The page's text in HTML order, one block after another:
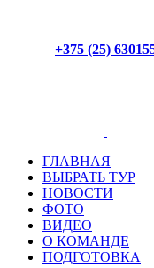
+375 (25)
ГЛАВНАЯ
ВЫБРАТЬ ТУР
НОВОСТИ
ФОТО
ВИДЕО
О КОМАНДЕ
ПОДГОТОВКА